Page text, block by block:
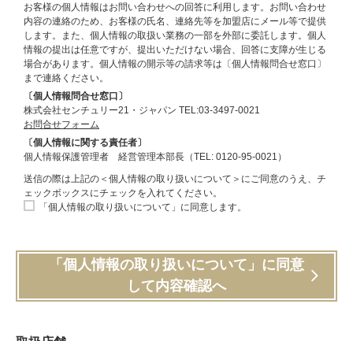
お客様の個人情報はお問い合わせへの回答に利用します。お問い合わせ
内容の連絡のため、お客様の氏名、連絡先等を加盟店にメール等で提供
します。また、個人情報の取扱い業務の一部を外部に委託します。個人
情報の提出は任意ですが、提出いただけない場合、回答に支障が生じる
場合があります。個人情報の開示等の請求等は〔個人情報問合せ窓口〕
まで連絡ください。
〔個人情報問合せ窓口〕
株式会社センチュリー21・ジャパン TEL:03-3497-0021
お問合せフォーム
〔個人情報に関する責任者〕
個人情報保護管理者 経営管理本部長（TEL: 0120-95-0021）
送信の際は上記の＜個人情報の取り扱いについて＞にご同意のうえ、チ
ェックボックスにチェックを入れてください。
「個人情報の取り扱いについて」に同意します。
「個人情報の取り扱いについて」に同意
して内容確認へ